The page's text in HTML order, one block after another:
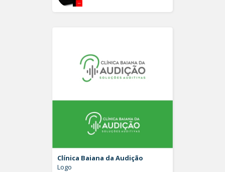
Clínica Baiana da Audição
Logo